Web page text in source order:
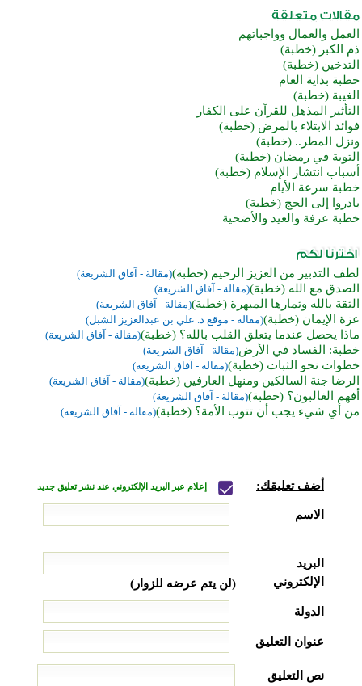
العمل والعمال وواجباتهم
ذم الكبر (خطبة)
التدخين (خطبة)
خطبة بداية العام
الغيبة (خطبة)
التأثير المذهل للقرآن على الكفار
فوائد الابتلاء بالمرض (خطبة)
ونزل المطر.. (خطبة)
التوبة في رمضان (خطبة)
أسباب انتشار الإسلام (خطبة)
خطبة سرعة الأيام
بادروا إلى الحج (خطبة)
خطبة عرفة والعيد والأضحية
لطف التدبير من العزيز الرحيم (خطبة)(مقالة - آفاق الشريعة)
الصدق مع الله (خطبة)(مقالة - آفاق الشريعة)
الثقة بالله وثمارها المبهرة (خطبة)(مقالة - آفاق الشريعة)
عزة الإيمان (خطبة)(مقالة - موقع د. علي بن عبدالعزيز الشبل)
ماذا يحصل عندما يتعلق القلب بالله؟ (خطبة)(مقالة - آفاق الشريعة)
خطبة: الفساد في الأرض(مقالة - آفاق الشريعة)
خطوات نحو الثبات (خطبة)(مقالة - آفاق الشريعة)
الرضا جنة السالكين ومنهل العارفين (خطبة)(مقالة - آفاق الشريعة)
أفهم الغالبون؟ (خطبة)(مقالة - آفاق الشريعة)
من أي شيء يجب أن تتوب الأمة؟ (خطبة)(مقالة - آفاق الشريعة)
أضف تعليقك: إعلام عبر البريد الإلكتروني عند نشر تعليق جديد
الاسم
البريد
الإلكتروني
(لن يتم عرضه للزوار)
الدولة
عنوان التعليق
نص التعليق